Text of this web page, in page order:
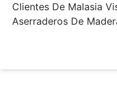
Clientes De Malasia
Aserraderos De